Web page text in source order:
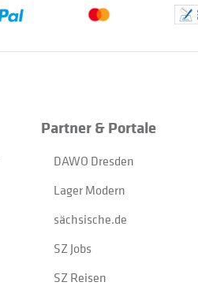
Partner & Portale
DAWO Dresden
Lager Modern
sächsische.de
SZ Jobs
SZ Reisen